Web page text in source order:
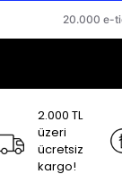
2.000 TL
üzeri
ücretsiz
kargo!